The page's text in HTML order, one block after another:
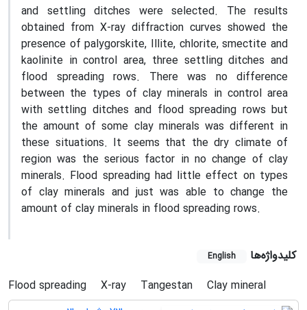
and settling ditches were selected. The results
obtained from X-ray diffraction curves showed the
presence of palygorskite, Illite, chlorite, smectite and
kaolinite in control area, three settling ditches and
flood spreading rows. There was no difference
between the types of clay minerals in control area
with settling ditches and flood spreading rows but
the amount of some clay minerals was different in
these situations. It seems that the dry climate of
region was the serious factor in no change of clay
minerals. Flood spreading had little effect on types
of clay minerals and just was able to change the
amount of clay minerals in flood spreading rows.
کلیدواژه‌ها English
Flood spreading X-ray Tangestan
Clay mineral